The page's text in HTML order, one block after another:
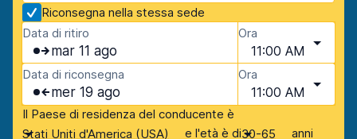
Riconsegna nella stessa sede
Data di ritiro
mar 11 ago
Ora
11:00 AM
Data di riconsegna
mer 19 ago
Ora
11:00 AM
Il Paese di residenza del conducente è
Stati Uniti d'America (USA)
e l'età è di30-65 anni